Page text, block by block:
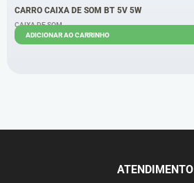
CARRO CAIXA DE SOM BT 5V 5W
CAIXA DE SOM
ADICIONAR AO CARRINHO
ATENDIMENTO